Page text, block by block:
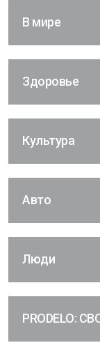
В мире
Здоровье
Культура
Авто
Люди
PRODELO: